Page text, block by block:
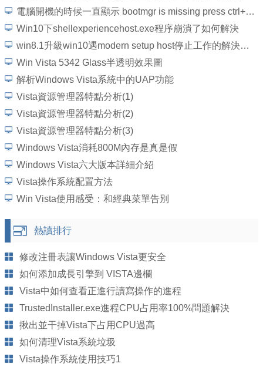
電腦開機的時候一直顯示 bootmgr is missing press ctrl+alt+der
Win10下shellexperiencehost.exe程序崩潰了如何解決
win8.1升級win10遇modern setup host停止工作的解決辦法
Win Vista 5342 Glass半透明效果圖
解析Windows Vista系統中的UAP功能
Vista資源管理器特點分析(1)
Vista資源管理器特點分析(2)
Vista資源管理器特點分析(3)
Windows Vista消耗800M內存是真是假
Windows Vista六大版本詳細介紹
Vista操作系統配置方法
Win Vista使用感受：和經典菜單告別
熱讀排行
修改注冊表讓Windows Vista更安全
如何添加成長引擎到 VISTA邊欄
Vista中如何查看正進行讀寫操作的進程
TrustedInstaller.exe進程CPU占用率100%問題解決
揪出並干掉Vista下占用CPU過高
如何清理Vista系統垃圾
Vista操作系統使用技巧1